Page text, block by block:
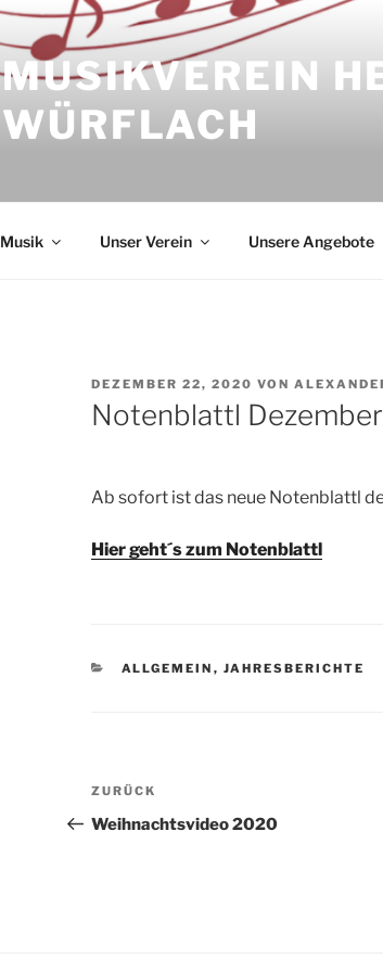
MUSIKVEREIN
WÜRFLACH
Musik Unser Verein Unsere Angebote
VERÖFFENTLICHT
AM
DEZEMBER 22, 2020 VON
Notenblattl
Ab sofort ist das neue Notenblattl
Hier geht´s zum Notenblattl
KATEGORIEN
ALLGEMEIN , JAHRESBERICHTE
Beitragsnavigation
Vorheriger
Beitrag
ZURÜCK
Weihnachtsvideo 2020